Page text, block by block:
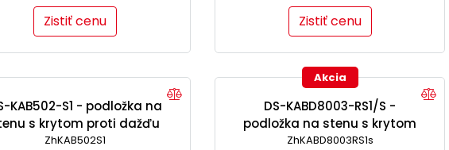
Zistiť cenu Zistiť cenu
KAB502-S1 - podložka na
s krytom proti dažďu
ZhKAB502S1
Akcia
DS-KABD8003-RS1/S -
podložka na stenu s krytom
proti dažďu (nerez)
ZhKABD8003RS1s